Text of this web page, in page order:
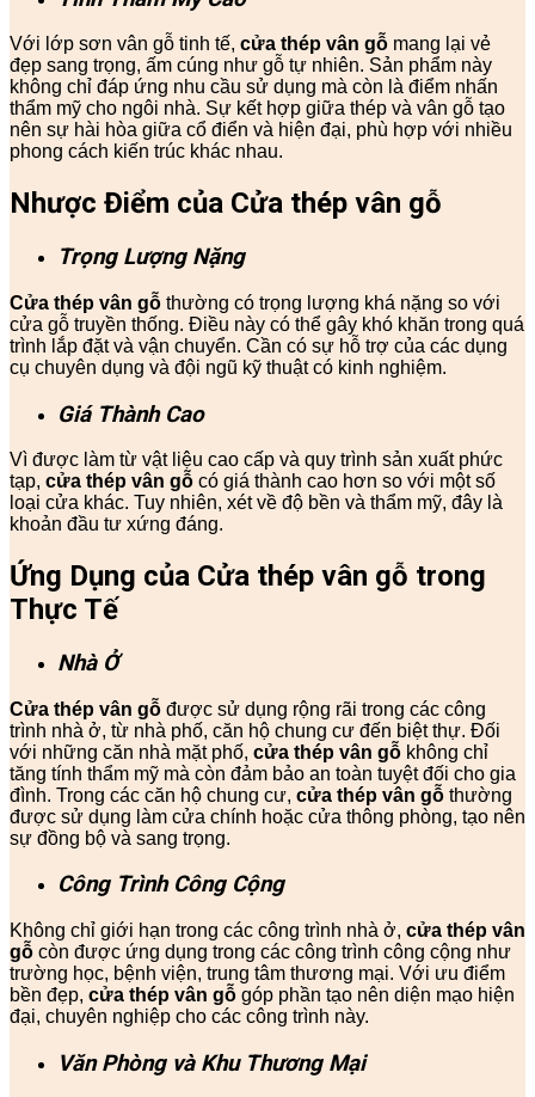
Với lớp sơn vân gỗ tinh tế, cửa thép vân gỗ mang lại vẻ
đẹp sang trọng, ấm cúng như gỗ tự nhiên. Sản phẩm này
không chỉ đáp ứng nhu cầu sử dụng mà còn là điểm nhấn
thẩm mỹ cho ngôi nhà. Sự kết hợp giữa thép và vân gỗ tạo
nên sự hài hòa giữa cổ điển và hiện đại, phù hợp với nhiều
phong cách kiến trúc khác nhau.
Nhược Điểm của Cửa thép vân gỗ
Trọng Lượng Nặng
Cửa thép vân gỗ thường có trọng lượng khá nặng so với
cửa gỗ truyền thống. Điều này có thể gây khó khăn trong quá
trình lắp đặt và vận chuyển. Cần có sự hỗ trợ của các dụng
cụ chuyên dụng và đội ngũ kỹ thuật có kinh nghiệm.
Giá Thành Cao
Vì được làm từ vật liệu cao cấp và quy trình sản xuất phức
tạp, cửa thép vân gỗ có giá thành cao hơn so với một số
loại cửa khác. Tuy nhiên, xét về độ bền và thẩm mỹ, đây là
khoản đầu tư xứng đáng.
Ứng Dụng của Cửa thép vân gỗ trong
Thực Tế
Nhà Ở
Cửa thép vân gỗ được sử dụng rộng rãi trong các công
trình nhà ở, từ nhà phố, căn hộ chung cư đến biệt thự. Đối
với những căn nhà mặt phố, cửa thép vân gỗ không chỉ
tăng tính thẩm mỹ mà còn đảm bảo an toàn tuyệt đối cho gia
đình. Trong các căn hộ chung cư, cửa thép vân gỗ thường
được sử dụng làm cửa chính hoặc cửa thông phòng, tạo nên
sự đồng bộ và sang trọng.
Công Trình Công Cộng
Không chỉ giới hạn trong các công trình nhà ở, cửa thép vân
gỗ còn được ứng dụng trong các công trình công cộng như
trường học, bệnh viện, trung tâm thương mại. Với ưu điểm
bền đẹp, cửa thép vân gỗ góp phần tạo nên diện mạo hiện
đại, chuyên nghiệp cho các công trình này.
Văn Phòng và Khu Thương Mại